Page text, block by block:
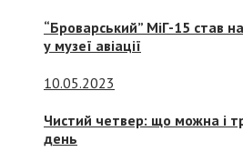
“Броварський” МіГ-15 став
у музеї авіації
10.05.2023
Чистий четвер: що можна і
день